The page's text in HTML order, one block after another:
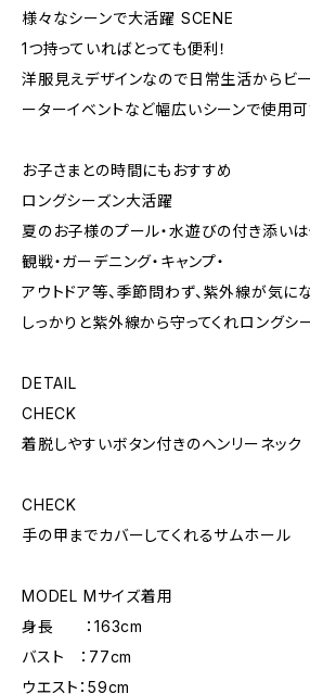
様々なシーンで大活躍 SCENE
1つ持っていればとっても便利！
洋服見えデザインなので日常生活からビ
ーターイベントなど幅広いシーンで使用可
お子さまとの時間にもおすすめ
ロングシーズン大活躍
夏のお子様のプール・水遊びの付き添い
観戦・ガーデニング・キャンプ・
アウトドア等、季節問わず、紫外線が気に
しっかりと紫外線から守ってくれロングシ
DETAIL
CHECK
着脱しやすいボタン付きのヘンリーネック
CHECK
手の甲までカバーしてくれるサムホール
MODEL Mサイズ着用
身長 ：163cm
バスト ：77cm
ウエスト：59cm